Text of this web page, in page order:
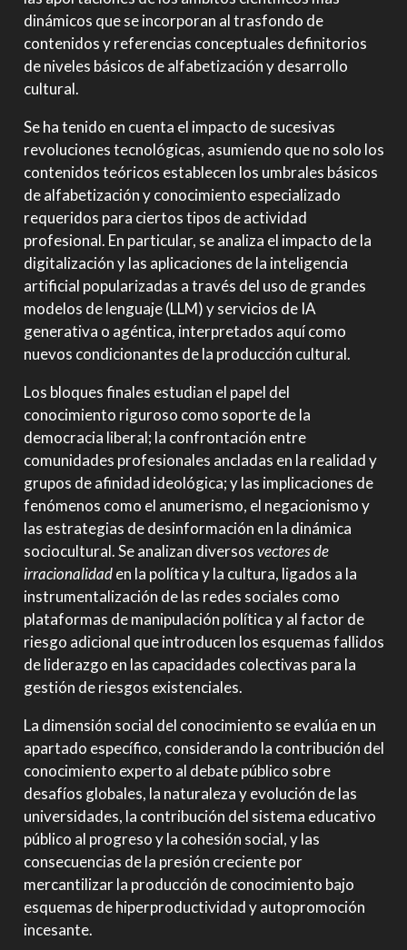
dinámicos que se incorporan al trasfondo de
contenidos y referencias conceptuales definitorios
de niveles básicos de alfabetización y desarrollo
cultural.
Se ha tenido en cuenta el impacto de sucesivas
revoluciones tecnológicas, asumiendo que no solo los
contenidos teóricos establecen los umbrales básicos
de alfabetización y conocimiento especializado
requeridos para ciertos tipos de actividad
profesional. En particular, se analiza el impacto de la
digitalización y las aplicaciones de la inteligencia
artificial popularizadas a través del uso de grandes
modelos de lenguaje (LLM) y servicios de IA
generativa o agéntica, interpretados aquí como
nuevos condicionantes de la producción cultural.
Los bloques finales estudian el papel del
conocimiento riguroso como soporte de la
democracia liberal; la confrontación entre
comunidades profesionales ancladas en la realidad y
grupos de afinidad ideológica; y las implicaciones de
fenómenos como el anumerismo, el negacionismo y
las estrategias de desinformación en la dinámica
sociocultural. Se analizan diversosvectores de
irracionalidaden la política y la cultura, ligados a la
instrumentalización de las redes sociales como
plataformas de manipulación política y al factor de
riesgo adicional que introducen los esquemas fallidos
de liderazgo en las capacidades colectivas para la
gestión de riesgos existenciales.
La dimensión social del conocimiento se evalúa en un
apartado específico, considerando la contribución del
conocimiento experto al debate público sobre
desafíos globales, la naturaleza y evolución de las
universidades, la contribución del sistema educativo
público al progreso y la cohesión social, y las
consecuencias de la presión creciente por
mercantilizar la producción de conocimiento bajo
esquemas de hiperproductividad y autopromoción
incesante.